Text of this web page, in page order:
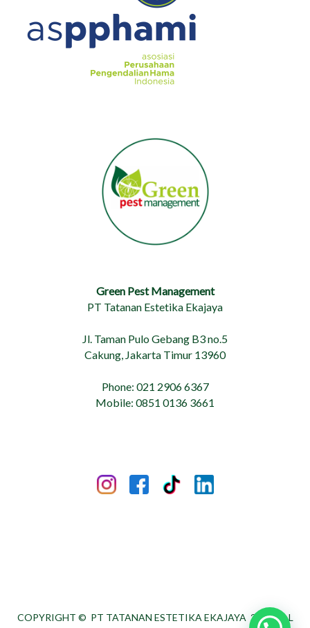
Green Pest Management
PT Tatanan Estetika Ekajaya
Jl. Taman Pulo Gebang B3 no.5
Cakung, Jakarta Timur 13960
Phone: 021 2906 6367
Mobile: 0851 0136 3661
COPYRIGHT © PT TATANAN ESTETIKA EKAJAYA 2026. ALL